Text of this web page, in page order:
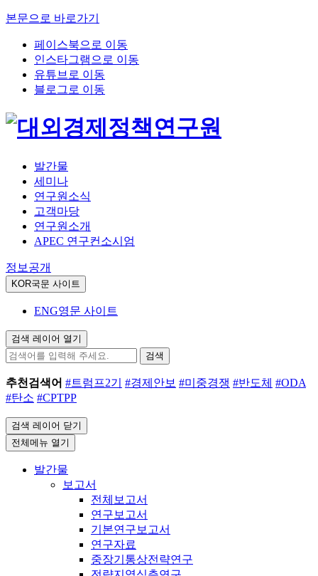
본문으로 바로가기
페이스북으로 이동
인스타그램으로 이동
유튜브로 이동
블로그로 이동
발간물
세미나
연구원소식
고객마당
연구원소개
APEC 연구컨소시엄
정보공개
KOR국문 사이트
ENG영문 사이트
검색 레이어 열기
검색
추천검색어 #트럼프2기 #경제안보 #미중경쟁 #반도체 #ODA
#탄소 #CPTPP
검색 레이어 닫기
전체메뉴 열기
발간물
보고서
전체보고서
연구보고서
기본연구보고서
연구자료
중장기통상전략연구